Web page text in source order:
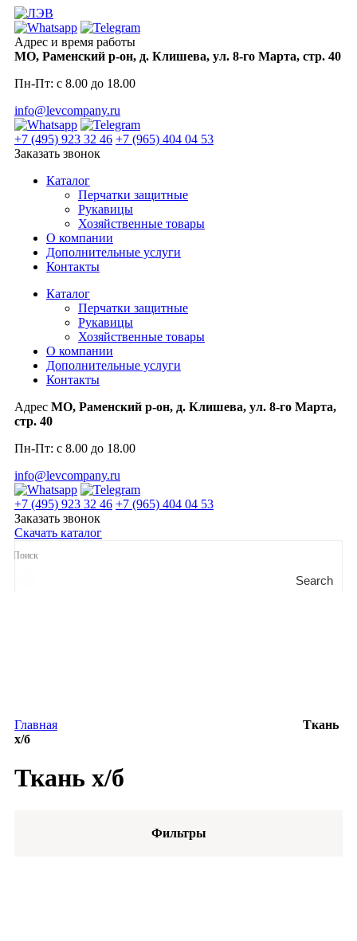
Skip
content
Адрес и время работы
МО, Раменский р-он, д. Клишева, ул. 8-го Марта, стр. 40
Пн-Пт: с 8.00 до 18.00
info@levcompany.ru
+7 (495) 923 32 46 +7 (965) 404 04 53
Заказать звонок
Каталог
Перчатки защитные
Рукавицы
Хозяйственные товары
О компании
Дополнительные услуги
Контакты
Каталог
Перчатки защитные
Рукавицы
Хозяйственные товары
О компании
Дополнительные услуги
Контакты
Адрес МО, Раменский р-он, д. Клишева, ул. 8-го Марта,
стр. 40
Пн-Пт: с 8.00 до 18.00
info@levcompany.ru
+7 (495) 923 32 46 +7 (965) 404 04 53
Заказать звонок
Скачать каталог
Search
Главная
Ткань
х/б
Ткань х/б
Фильтры